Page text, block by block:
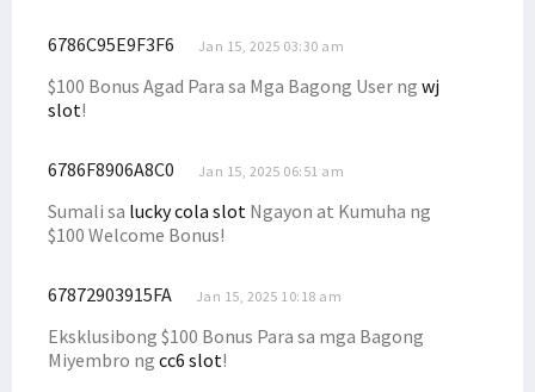
6786C95E9F3F6 Jan 15, 2025 03:30 am
$100 Bonus Agad Para sa Mga Bagong User ng wj
slot!
6786F8906A8C0 Jan 15, 2025 06:51 am
Sumali sa lucky cola slot Ngayon at Kumuha ng
$100 Welcome Bonus!
67872903915FA Jan 15, 2025 10:18 am
Eksklusibong $100 Bonus Para sa mga Bagong
Miyembro ng cc6 slot!